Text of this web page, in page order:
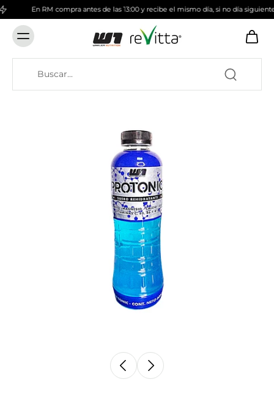
En RM compra antes de las 13:00 y recibe el mismo día, si no día siguiente